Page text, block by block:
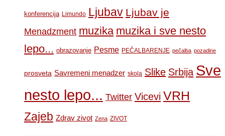
konferencija Limundo Ljubav Ljubav je
Menadzment muzika muzika i sve nesto
lepo... obrazovanje Pesme PEČALBARENJE pečalba pozadine
prosveta Savremeni menadzer skola Slike Srbija Sve
nesto lepo... Twitter Vicevi VRH
Zajeb Zdrav zivot Zena ZIVOT